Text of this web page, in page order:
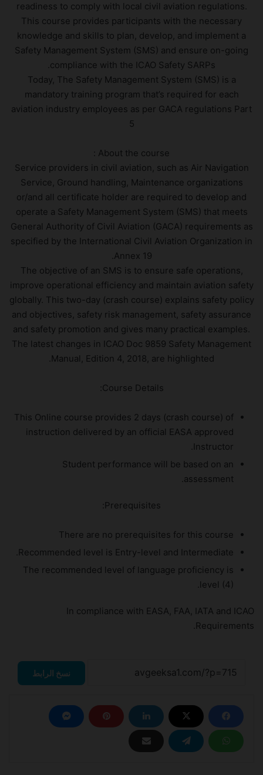
readiness to comply with local civil aviation regulations.
This course provides participants with the necessary
knowledge and skills to plan, develop, and implement a
Safety Management System (SMS) and ensure on-going
compliance with the ICAO Safety SARPs.
Today, The Safety Management System (SMS) is a
mandatory training program that’s required for each
aviation industry employees as per GACA regulations Part
5
About the course :
Service providers in civil aviation, such as Air Navigation
Service, Ground handling, Maintenance organizations
or/and all certificate holder are required to develop and
operate a Safety Management System (SMS) that meets
General Authority of Civil Aviation (GACA) requirements as
specified by the International Civil Aviation Organization in
Annex 19.
The objective of an SMS is to ensure safe operations,
improve operational efficiency and maintain aviation safety
globally. This two-day (crash course) explains safety policy
and objectives, safety risk management, safety assurance
and safety promotion and gives many practical examples.
The latest changes in ICAO Doc 9859 Safety Management
Manual, Edition 4, 2018, are highlighted.
Course Details:
This Online course provides 2 days (crash course) of
instruction delivered by an official EASA approved
Instructor.
Student performance will be based on an
assessment.
Prerequisites:
There are no prerequisites for this course
Recommended level is Entry-level and Intermediate.
The recommended level of language proficiency is
level (4).
In compliance with EASA, FAA, IATA and ICAO
Requirements.
نسخ الرابط